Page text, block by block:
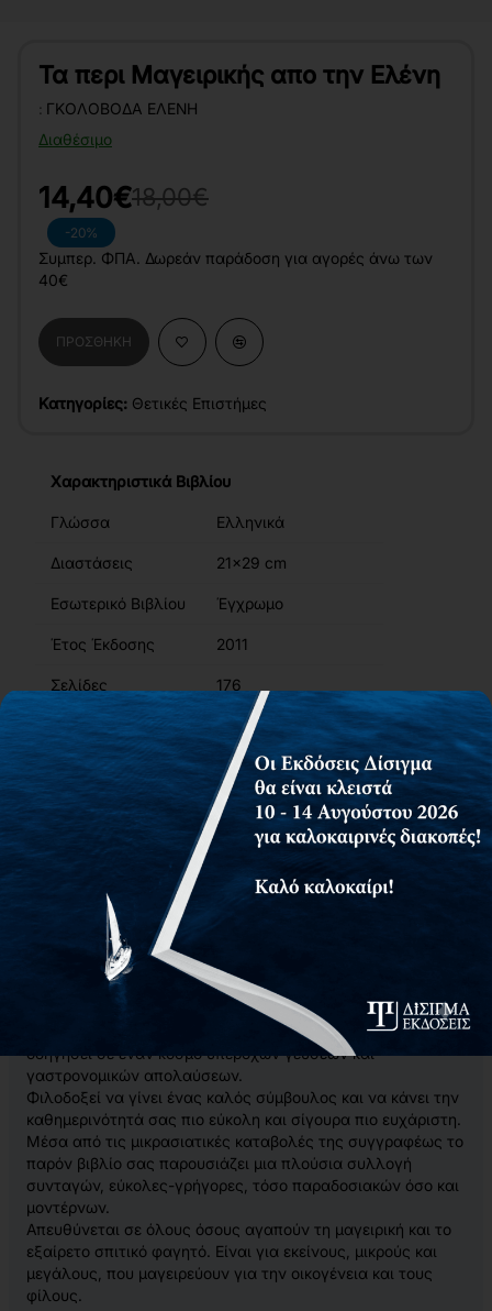
Τα περι Μαγειρικής απο την Ελένη
Διαθέσιμο
: ΓΚΟΛΟΒΌΔΑ ΕΛΈΝΗ
-20%
14,40€18,00€
Συμπερ. ΦΠΑ. Δωρεάν παράδοση για αγορές άνω των
40€
ΠΡΟΣΘΉΚΗ
Κατηγορίες: Θετικές Επιστήμες
Χαρακτηριστικά Βιβλίου
Γλώσσα Ελληνικά
Διαστάσεις 21x29 cm
Εσωτερικό Βιβλίου Έγχρωμο
Έτος Έκδοσης 2011
Σελίδες 176
ISBN 978-960-9904-87-2
Βάρος 0.75kg
Περιγραφή Περιεχόμενα
Αίτημα για δωρεάν αντίτυπο
ΤΑ ΠΕΡΙ ΜΑΓΕΙΡΙΚΗΣ ΑΠΟ ΤΗΝ ΕΛΕΝΗθα σας
οδηγήσει σε έναν κόσμο υπέροχων γεύσεων και
γαστρονομικών απολαύσεων.
Φιλοδοξεί να γίνει ένας καλός σύμβουλος και να κάνει την
καθημερινότητά σας πιο εύκολη και σίγουρα πιο ευχάριστη.
Μέσα από τις μικρασιατικές καταβολές της συγγραφέως το
παρόν βιβλίο σας παρουσιάζει μια πλούσια συλλογή
συνταγών, εύκολες-γρήγορες, τόσο παραδοσιακών όσο και
μοντέρνων.
Απευθύνεται σε όλους όσους αγαπούν τη μαγειρική και το
εξαίρετο σπιτικό φαγητό. Είναι για εκείνους, μικρούς και
μεγάλους, που μαγειρεύουν για την οικογένεια και τους
φίλους.